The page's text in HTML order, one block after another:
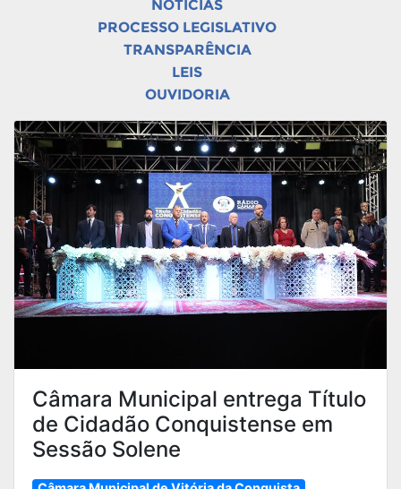
NOTÍCIAS
PROCESSO LEGISLATIVO
TRANSPARÊNCIA
LEIS
OUVIDORIA
Câmara Municipal entrega Título
de Cidadão Conquistense em
Sessão Solene